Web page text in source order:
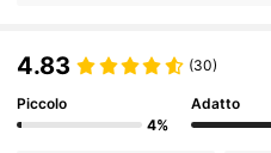
4.83 (30)
Piccolo
4%
Adatto